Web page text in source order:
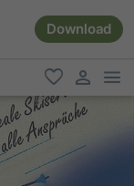
Download
favoriti
user link